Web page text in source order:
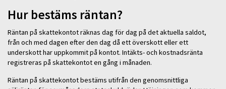
Hur bestäms räntan?
Räntan på skattekontot räknas dag för dag på det aktuella saldot,
från och med dagen efter den dag då ett överskott eller ett
underskott har uppkommit på kontot. Intäkts- och kostnadsränta
registreras på skattekontot en gång i månaden.
Räntan på skattekontot bestäms utifrån den genomsnittliga